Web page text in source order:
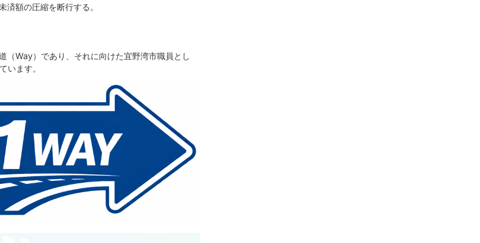
済額の圧縮を断行する。
Way）であり、それに向けた宜野湾市職員とし
います。